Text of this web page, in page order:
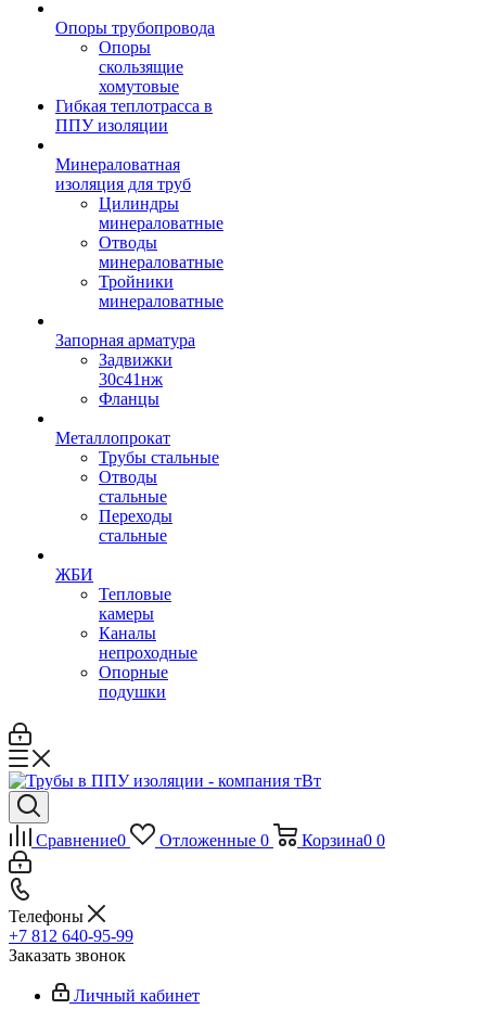
Опоры трубопровода
Опоры
скользящие
хомутовые
Гибкая теплотрасса в
ППУ изоляции
Минераловатная
изоляция для труб
Цилиндры
минераловатные
Отводы
минераловатные
Тройники
минераловатные
Запорная арматура
Задвижки
30с41нж
Фланцы
Металлопрокат
Трубы стальные
Отводы
стальные
Переходы
стальные
ЖБИ
Тепловые
камеры
Каналы
непроходные
Опорные
подушки
Сравнение0 Отложенные 0 Корзина0 0
Телефоны
+7 812 640-95-99
Заказать звонок
Личный кабинет